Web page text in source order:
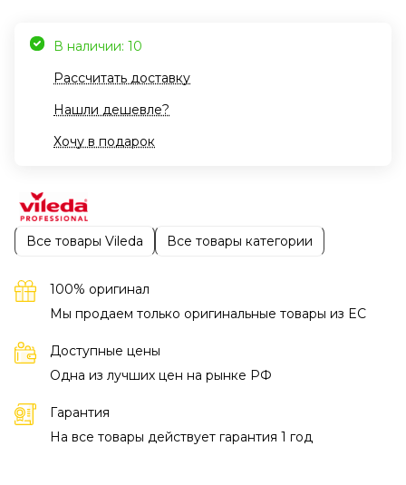
В наличии: 10
Рассчитать доставку
Нашли дешевле?
Хочу в подарок
Все товары Vileda Все товары категории
100% оригинал
Мы продаем только оригинальные товары из EC
Доступные цены
Одна из лучших цен на рынке РФ
Гарантия
На все товары действует гарантия 1 год